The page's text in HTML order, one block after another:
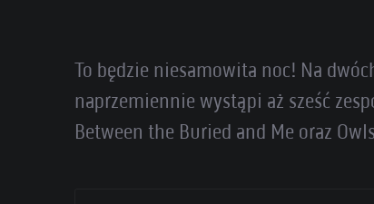
To będzie niesamowita noc! Na
naprzemiennie wystąpi aż sześć
Between the Buried and Me oraz